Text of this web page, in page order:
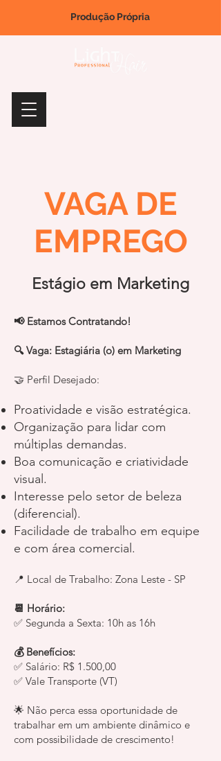
Produção Própria
VAGA DE
EMPREGO
Estágio em Marketing
📢 Estamos Contratando!
🔍 Vaga: Estagiária (o) em Marketing
🤝 Perfil Desejado:
Proatividade e visão estratégica.
Organização para lidar com
múltiplas demandas.
Boa comunicação e criatividade
visual.
Interesse pelo setor de beleza
(diferencial).
Facilidade de trabalho em equipe
e com área comercial.
📍 Local de Trabalho: Zona Leste - SP
📆 Horário:
✅ Segunda a Sexta: 10h as 16h
💰 Benefícios:
✅ Salário: R$ 1.500,00
✅ Vale Transporte (VT)
🌟 Não perca essa oportunidade de
trabalhar em um ambiente dinâmico e
com possibilidade de crescimento!